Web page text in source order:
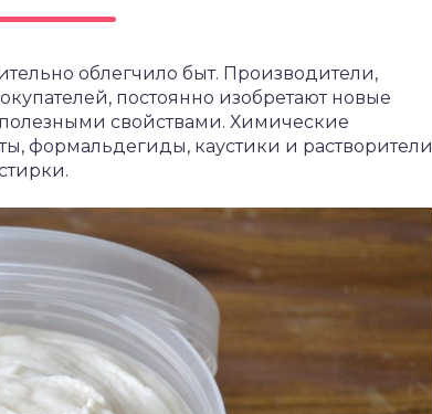
облегчило быт. Производители,
постоянно изобретают новые
свойствами. Химические
формальдегиды, каустики и растворители